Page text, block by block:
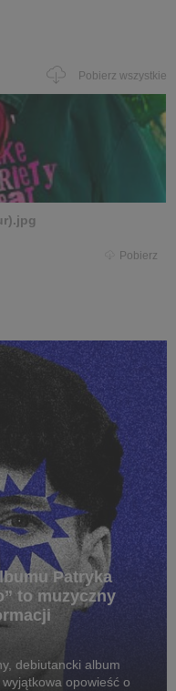
Pobierz wszystkie
Pobierz
Patryka
to muzyczny
debiutancki album
wyjątkowa opowieść o